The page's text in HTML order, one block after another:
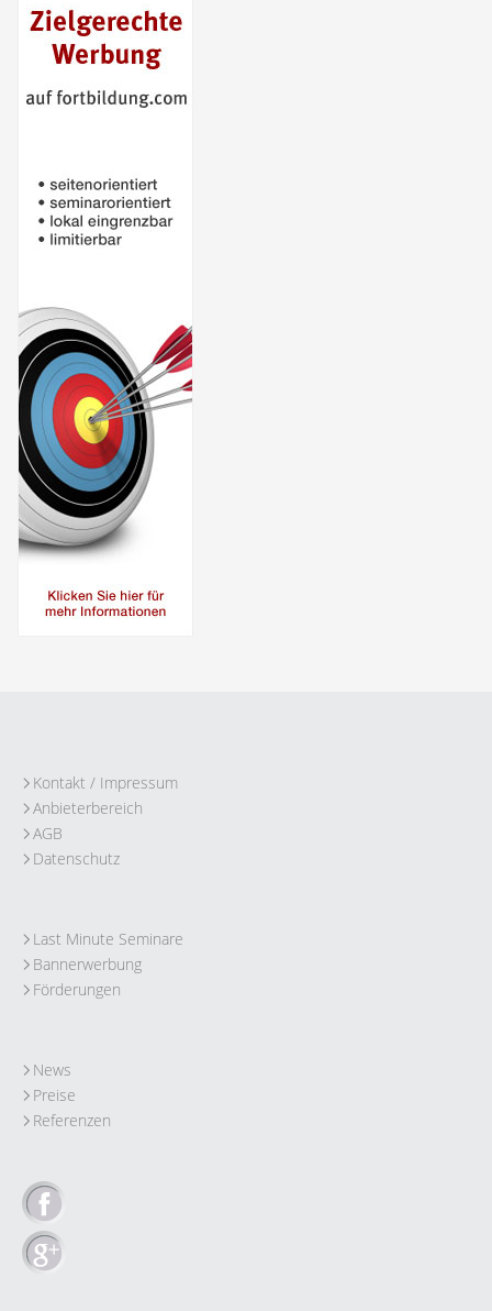
Kontakt / Impressum
Anbieterbereich
AGB
Datenschutz
Last Minute Seminare
Bannerwerbung
Förderungen
News
Preise
Referenzen